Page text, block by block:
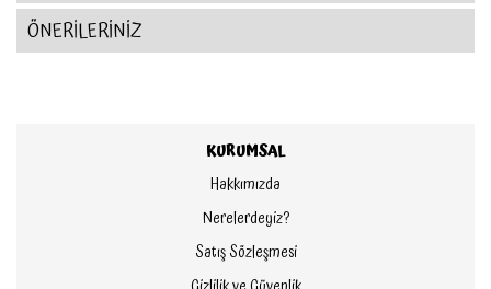
ÖNERİLERİNİZ
KURUMSAL
Hakkımızda
Nerelerdeyiz?
Satış Sözleşmesi